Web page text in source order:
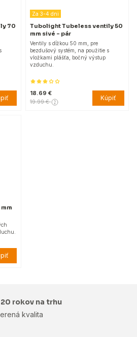
70
Za 3-4 dni
Tubolight Tubeless ventily 50
mm sivé - pár
Ventily s dĺžkou 50 mm, pre
bezdušový systém, na použitie s
vložkami plášťa, bočný výstup
vzduchu.
18.69 €
19.99 € Kúpiť
rokov na trhu
kvalita